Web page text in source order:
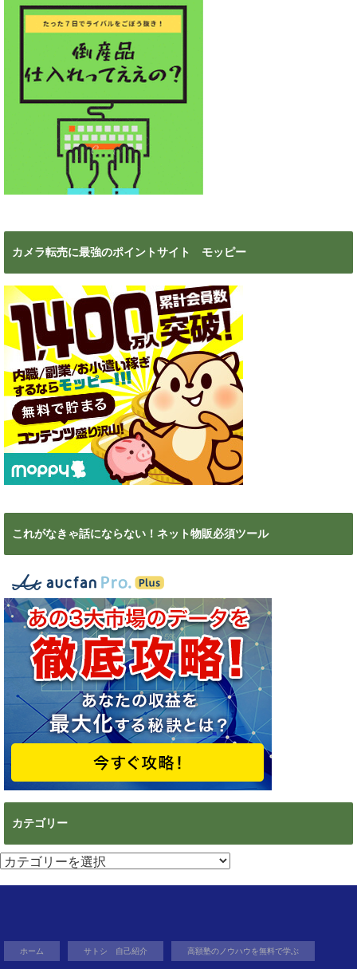
カメラ転売に最強のポイントサイト モッピー
これがなきゃ話にならない！ネット物販必須ツール
カテゴリー
カ
ホーム サトシ 自己紹介 高額塾のノウハウを無料で学ぶ